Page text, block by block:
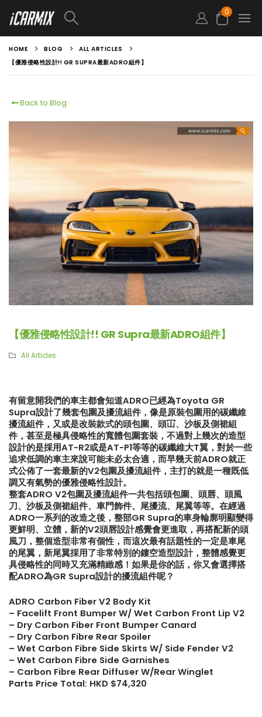
0
HOME BLOG
ALL ARTICLES
【優雅侵略性設計!! GR SUPRA最新ADRO組件】
Back to Blog
【優雅侵略性設計!! GR Supra最新ADRO組件】
All Articles
有留意開我們的車主都會知道ADRO已經為Toyota GR
Supra設計了幾套包圍及擾流組件，像是原裝包圍用的碳纖維
擾流組件，又或是改裝款式的頭包圍、頭冚、沙板及側裙組
件，甚至是極具侵略性的寬體包圍套裝，不過對上幾次的造型
設計的是採用AT-R2或是AT-P1等等的碳纖維大T翼，對於一些
追求低調的車主來說可能未必太合適，而早幾天前ADRO就正
式公佈了一套最新的V2包圍及擾流組件，主打的就是一種既低
調又有氣勢的優雅侵略性設計。
整套ADRO V2包圍及擾流組件一共包括頭包圍、頭唇、頭風
刀、沙板及側裙組件、車門飾件、尾擾流、尾翼等等。在經過
ADRO一系列的改造之後，整部GR Supra的車身輪廓明顯變得
更鮮明、立體，新的V2頭唇設計感覺會更進取，再搭配新的頭
風刀，整個造型非常有個性，而這次最有話題性的一定是車尾
的尾翼，新尾翼採用了非常特別的鏤空造型設計，整體感覺更
具侵略性的同時又充滿精緻感！如果是你的話，你又會選擇搭
配ADRO為GR Supra設計的擾流組件呢？
ADRO Carbon Fiber V2 Body Kit
– Facelift Front Bumper W/ Wet Carbon Front Lip V2
– Dry Carbon Fiber Front Bumper Canard
– Dry Carbon Fibre Rear Spoiler
– Wet Carbon Fibre Side Skirts W/ Side Fender V2
– Wet Carbon Fibre Side Garnishes
– Carbon Fibre Rear Diffuser W/Rear Winglet
Parts Price Total: HKD $74,320
【再向經典致敬!! Suzuki Jimny
XL化身迷你G-Class】
【打造一部更簡潔有力的Honda
Type-R FL5?!】
能力好重要!!】
【真正碳為觀止!! McLaren
720S升級攻略】
【不能錯過的最新升級改
Instagram Reels】